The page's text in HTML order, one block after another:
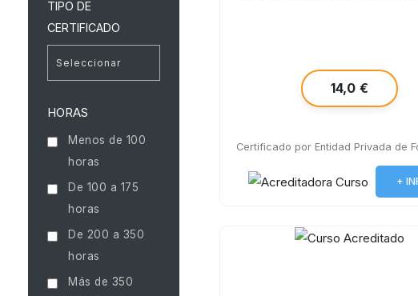
TIPO DE
CERTIFICADO
HORAS
Menos de 100
horas
De 100 a 175
horas
De 200 a 350
horas
Más de 350
14,0 €
Certificado por Entidad Privada de
+